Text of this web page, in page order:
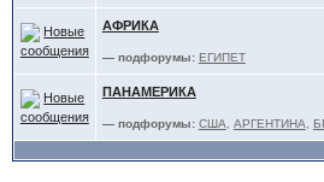
АФРИКА
— подфорумы: ЕГИПЕТ
ПАНАМЕРИКА
— подфорумы: США АРГЕНТИНА